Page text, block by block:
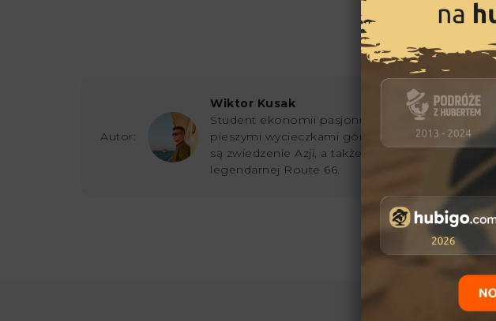
Autor:
Wiktor Kusak
Student ekonomii pasjonujący się podróżami i
pieszymi wycieczkami górskimi. Jego marzeniami
są zwiedzenie Azji, a także przejechanie
legendarnej Route 66.